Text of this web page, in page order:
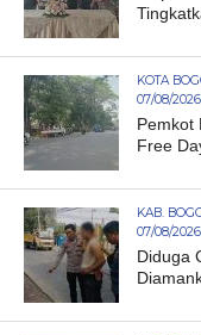
KOTA
07/08/2026
Pemkot
Free
KAB.
07/08/2026
Diduga